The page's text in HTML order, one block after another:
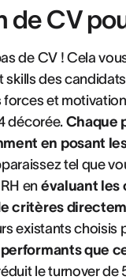
de CV
de CV ! Cela
skills des
forces et
décorée.Chaque
en posant
tel que
enévaluant les
critères
existants choisis
que
le turnover de